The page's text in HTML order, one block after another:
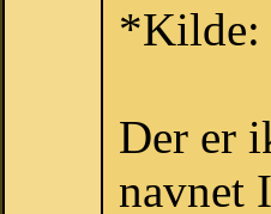
*Kilde:
Der er
navnet